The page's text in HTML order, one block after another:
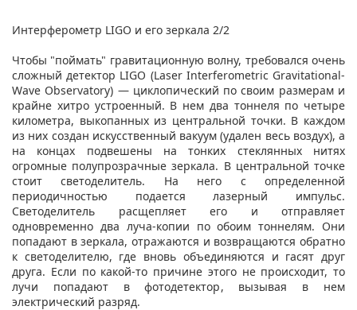
Интерферометр LIGO и его зеркала 2/2
Чтобы "поймать" гравитационную волну, требовался очень
сложный детектор LIGO (Laser Interferometric Gravitational-
Wave Observatory) — циклопический по своим размерам и
крайне хитро устроенный. В нем два тоннеля по четыре
километра, выкопанных из центральной точки. В каждом
из них создан искусственный вакуум (удален весь воздух), а
на концах подвешены на тонких стеклянных нитях
огромные полупрозрачные зеркала. В центральной точке
стоит светоделитель. На него с определенной
периодичностью подается лазерный импульс.
Светоделитель расщепляет его и отправляет
одновременно два луча-копии по обоим тоннелям. Они
попадают в зеркала, отражаются и возвращаются обратно
к светоделителю, где вновь объединяются и гасят друг
друга. Если по какой-то причине этого не происходит, то
лучи попадают в фотодетектор, вызывая в нем
электрический разряд.